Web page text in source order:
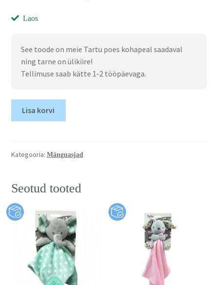
Laos
See toode on meie Tartu poes kohapeal saadaval
ning tarne on ülikiire!
Tellimuse saab kätte 1-2 tööpäevaga.
Lisa korvi
Kategooria: Mänguasjad
Seotud tooted